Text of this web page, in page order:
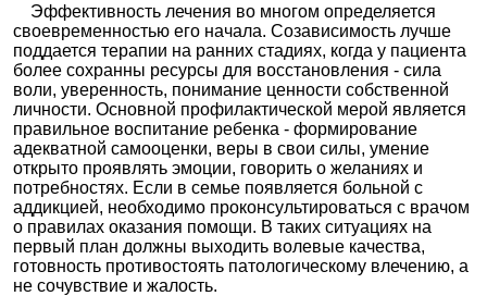
Эффективность лечения во многом определяется
своевременностью его начала. Созависимость лучше
поддается терапии на ранних стадиях, когда у пациента
более сохранны ресурсы для восстановления - сила
воли, уверенность, понимание ценности собственной
личности. Основной профилактической мерой является
правильное воспитание ребенка - формирование
адекватной самооценки, веры в свои силы, умение
открыто проявлять эмоции, говорить о желаниях и
потребностях. Если в семье появляется больной с
аддикцией, необходимо проконсультироваться с врачом
о правилах оказания помощи. В таких ситуациях на
первый план должны выходить волевые качества,
готовность противостоять патологическому влечению, а
не сочувствие и жалость.